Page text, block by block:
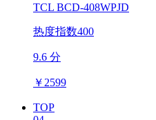
TCL BCD-408WPJD
热度指数400
9.6 分
￥ 2599
TOP